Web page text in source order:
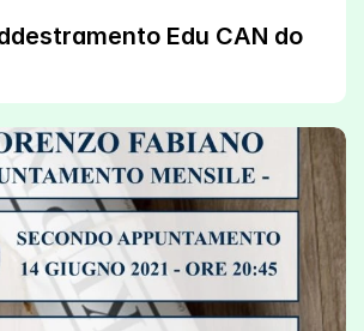
Edu CAN do